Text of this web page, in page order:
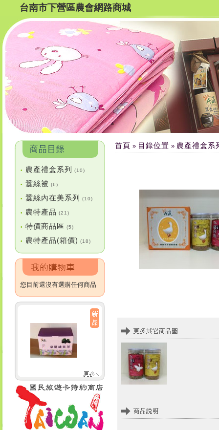
台南市下營區農會網路商城
• 農產禮盒系列 (10)
• 蠶絲被 (6)
• 蠶絲內在美系列 (10)
• 農特產品 (21)
• 特價商品區 (5)
• 農特產品(箱價) (18)
您目前還沒有選購任何商品
首頁 » 目錄位置 » 農產禮盒系